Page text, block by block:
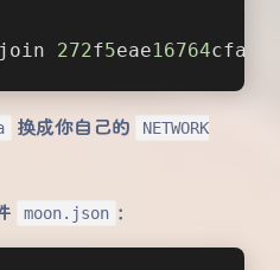
272f5eae16764cfa
换成你自己的
NETWORK
moon.json ：